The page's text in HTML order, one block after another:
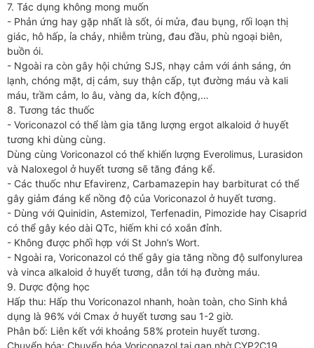
7. Tác dụng không mong muốn
- Phản ứng hay gặp nhất là sốt, ói mửa, đau bụng, rối loạn thị
giác, hô hấp, ỉa chảy, nhiễm trùng, đau đầu, phù ngoại biên,
buồn ói.
- Ngoài ra còn gây hội chứng SJS, nhạy cảm với ánh sáng, ớn
lạnh, chóng mặt, dị cảm, suy thận cấp, tụt đường máu và kali
máu, trầm cảm, lo âu, vàng da, kích động,…
8. Tương tác thuốc
- Voriconazol có thể làm gia tăng lượng ergot alkaloid ở huyết
tương khi dùng cùng.
Dùng cùng Voriconazol có thể khiến lượng Everolimus, Lurasidon
và Naloxegol ở huyết tương sẽ tăng đáng kể.
- Các thuốc như Efavirenz, Carbamazepin hay barbiturat có thể
gây giảm đáng kể nồng độ của Voriconazol ở huyết tương.
- Dùng với Quinidin, Astemizol, Terfenadin, Pimozide hay Cisaprid
có thể gây kéo dài QTc, hiếm khi có xoắn đỉnh.
- Không được phối hợp với St John’s Wort.
- Ngoài ra, Voriconazol có thể gây gia tăng nồng độ sulfonylurea
và vinca alkaloid ở huyết tương, dẫn tới hạ đường máu.
9. Dược động học
Hấp thu: Hấp thu Voriconazol nhanh, hoàn toàn, cho Sinh khả
dụng là 96% với Cmax ở huyết tương sau 1-2 giờ.
Phân bố: Liên kết với khoảng 58% protein huyết tương.
Chuyển hóa: Chuyển hóa Voriconazol tại gan nhờ CYP2C19,